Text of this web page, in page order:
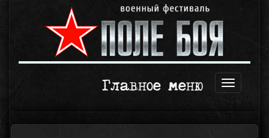
Открыть
Главное меню